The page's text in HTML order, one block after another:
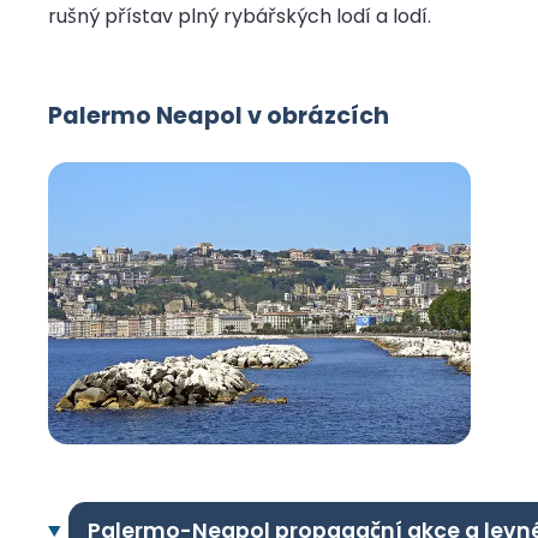
rušný přístav plný rybářských lodí a lodí.
Palermo Neapol v obrázcích
Palermo-Neapol propagační akce a